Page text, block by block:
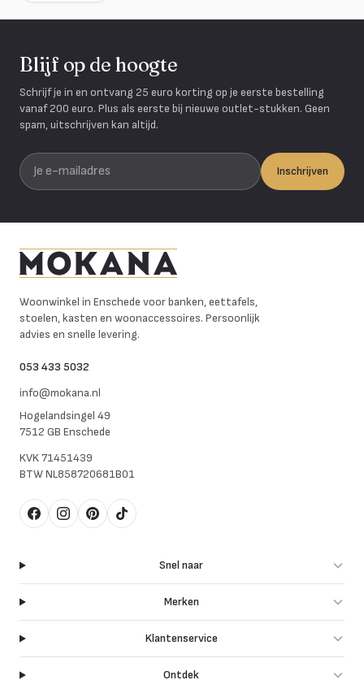
Blijf op de hoogte
Schrijf je in en ontvang 25 euro korting op je eerste bestelling
vanaf 200 euro. Plus als eerste bij nieuwe outlet-stukken. Geen
spam, uitschrijven kan altijd.
Je e-mailadres
Inschrijven
Woonwinkel in Enschede voor banken, eettafels,
stoelen, kasten en woonaccessoires. Persoonlijk
advies en snelle levering.
053 433 5032
info@mokana.nl
Hogelandsingel 49
7512 GB Enschede
KVK71451439
BTWNL858720681B01
FacebookInstagram
Pinterest
TikTok
Snel naar
Merken
Klantenservice
Ontdek